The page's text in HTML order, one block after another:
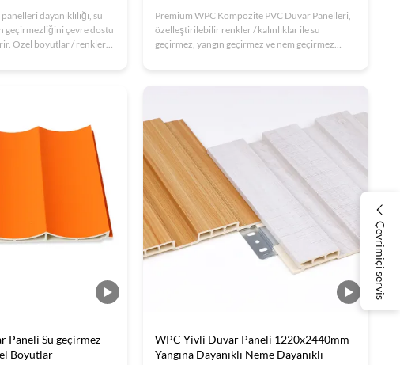
Çevrimiçi servis
dayanıklılığı, su
geçirmezliğini çevre dostu
Özel boyutlar / renkler
Premium WPC Kompozite PVC Duvar Panelleri,
özelleştirilebilir renkler / kalınlıklar ile su
geçirmez, yangın geçirmez ve nem geçirmez
Paneli Su geçirmez
Boyutlar
WPC Yivli Duvar Paneli 1220x2440mm
Yangına Dayanıklı Neme Dayanıklı